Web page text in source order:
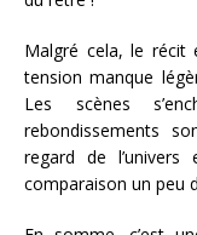
Malgré cela, le récit
tension manque
Les scènes
rebondissements
regard de
comparaison un peu